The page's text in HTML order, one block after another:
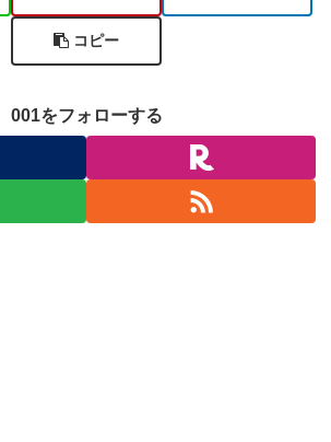
コピー
001をフォローする